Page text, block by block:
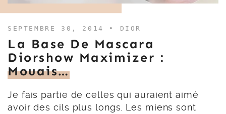
SEPTEMBRE 30, 2014 • DIOR
La Base De Mascara
Diorshow Maximizer :
Mouais…
Je fais partie de celles qui auraient aimé
avoir des cils plus longs. Les miens sont